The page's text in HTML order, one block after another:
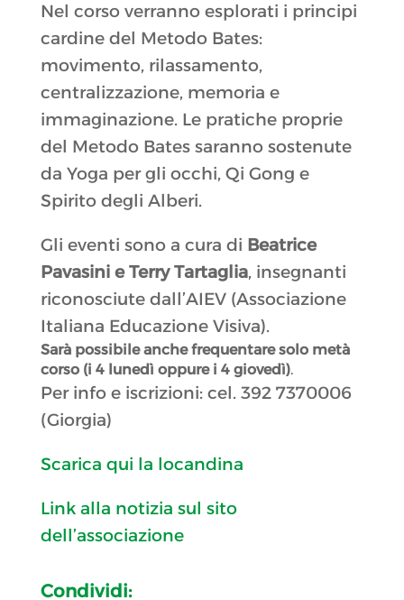
Nel corso verranno esplorati i principi
cardine del Metodo Bates:
movimento, rilassamento,
centralizzazione, memoria e
immaginazione. Le pratiche proprie
del Metodo Bates saranno sostenute
da Yoga per gli occhi, Qi Gong e
Spirito degli Alberi.
Gli eventi sono a cura di Beatrice
Pavasini e Terry Tartaglia, insegnanti
riconosciute dall’AIEV (Associazione
Italiana Educazione Visiva).
Sarà possibile anche frequentare solo metà
corso (i 4 lunedì oppure i 4 giovedì).
Per info e iscrizioni: cel. 392 7370006
(Giorgia)
Scarica qui la locandina
Link alla notizia sul sito
dell’associazione
Condividi: